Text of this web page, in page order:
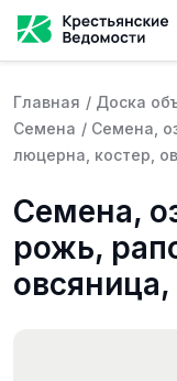
Главная / Доска
Семена / Семена,
люцерна, костер,
Семена,
рожь,